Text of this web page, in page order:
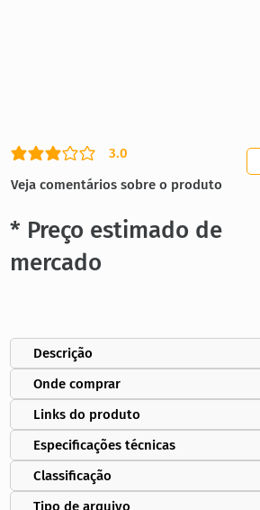
3.0
classificação média é 3 de 5
Veja comentários sobre o produto
* Preço estimado de
mercado
Descrição
Onde comprar
Links do produto
Especificações técnicas
Classificação
Tipo de arquivo